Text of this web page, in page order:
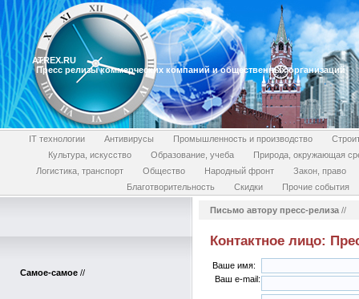
ATREX.RU
Пресс релизы коммерческих компаний и общественных организаций
IT технологии Антивирусы Промышленность и производство
Культура, искусство
Образование, учеба
Природа, окружающая
Логистика, транспорт
Общество Народный фронт
Закон, право
Благотворительность
Скидки Прочие события
Самое-самое //
Письмо автору пресс-релиза //
Контактное лицо:
Ваше имя:
Ваш e-mail: